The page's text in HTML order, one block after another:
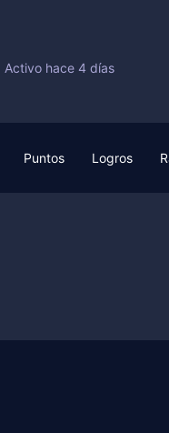
Activo hace 4 días
Puntos Logros